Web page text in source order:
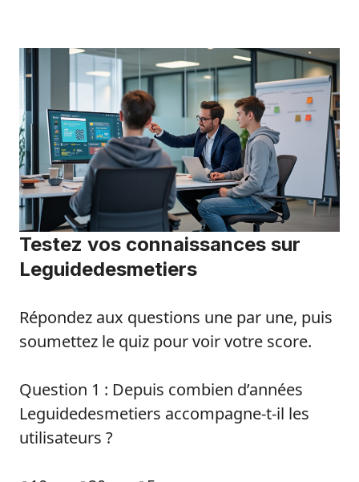
Testez vos connaissances sur
Leguidedesmetiers
Répondez aux questions une par une, puis
soumettez le quiz pour voir votre score.
Question 1 : Depuis combien d’années
Leguidedesmetiers accompagne-t-il les
utilisateurs ?